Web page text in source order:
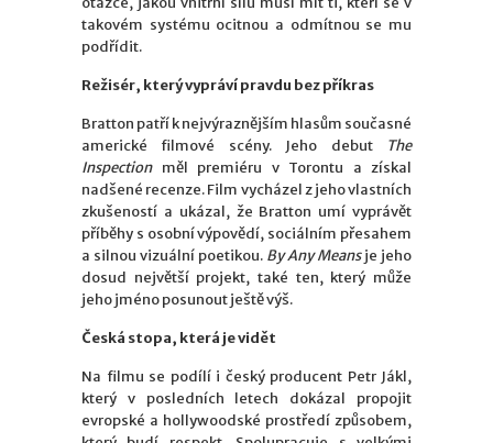
takovém systému ocitnou a odmítnou se mu
podřídit.
Režisér, který vypráví pravdu bez příkras
Bratton patří k nejvýraznějším hlasům současné
americké filmové scény. Jeho debut
The
Inspectionměl premiéru v Torontu a získal
nadšené recenze. Film vycházel z jeho vlastních
zkušeností a ukázal, že Bratton umí vyprávět
příběhy s osobní výpovědí, sociálním přesahem
a silnou vizuální poetikou. By Any Meansje jeho
dosud největší projekt, také ten, který může
jeho jméno posunout ještě výš.
Česká stopa, která je vidět
Na filmu se podílí i český producent Petr Jákl,
který v posledních letech dokázal propojit
evropské a hollywoodské prostředí způsobem,